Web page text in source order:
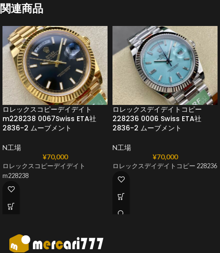
関連商品
ロレックスコピーデイデイト
m228238 0067Swiss ETA社
2836-2 ムーブメント
N工場
¥70,000
ロレックスコピーデイデイト
m228238
ロレックスデイデイトコピー
228236 0006 Swiss ETA社
2836-2 ムーブメント
N工場
¥70,000
ロレックスデイデイトコピー 228236